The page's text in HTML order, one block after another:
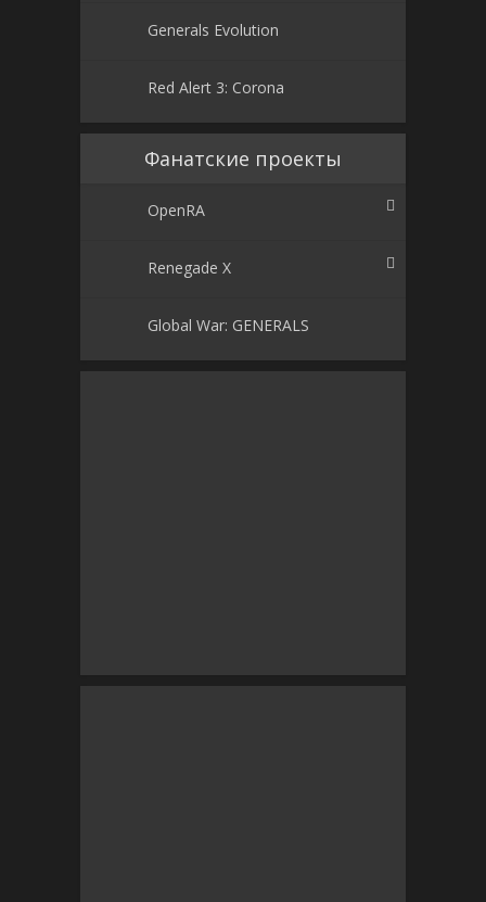
Generals Evolution
Red Alert 3: Corona
Фанатские проекты
OpenRA
Renegade X
Global War: GENERALS